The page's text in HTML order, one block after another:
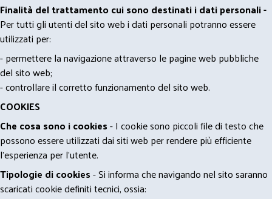
Finalità del trattamento cui sono destinati i dati personali -
Per tutti gli utenti del sito web i dati personali potranno essere
utilizzati per:
- permettere la navigazione attraverso le pagine web pubbliche
del sito web;
- controllare il corretto funzionamento del sito web.
COOKIES
Che cosa sono i cookies- I cookie sono piccoli file di testo che
possono essere utilizzati dai siti web per rendere più efficiente
l'esperienza per l'utente.
Tipologie di cookies- Si informa che navigando nel sito saranno
scaricati cookie definiti tecnici, ossia: